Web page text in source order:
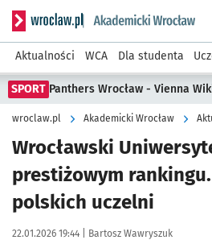
Serwis informacyjny wroclaw.pl
Aktualności WCA Dla studenta
SPORT Panthers Wrocław - Vienna
wroclaw.pl Akademicki Wrocław
Wrocławski
prestiżowym
polskich uczelni
Data publikacji:
22.01.2026 19:44 | Autor:
Bartosz Wawryszuk